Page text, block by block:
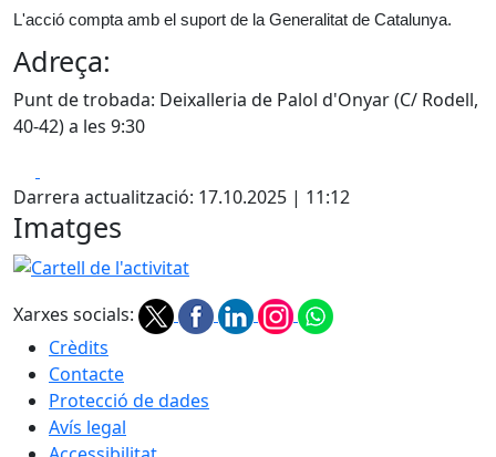
L'acció compta amb el suport de la Generalitat de Catalunya.
Adreça:
Punt de trobada: Deixalleria de Palol d'Onyar (C/ Rodell,
40-42) a les 9:30
Darrera actualització: 17.10.2025 | 11:12
Imatges
Cartell de l'activitat
Xarxes socials:
Crèdits
Contacte
Protecció de dades
Avís legal